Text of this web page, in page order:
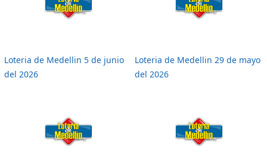
Loteria de Medellin 5 de junio
del 2026
Loteria de Medellin 29 de mayo
del 2026